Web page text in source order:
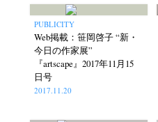
PUBLICITY
Web掲載：笹岡啓子 “新・
今日の作家展”
『artscape』2017年11月15
日号
2017.11.20